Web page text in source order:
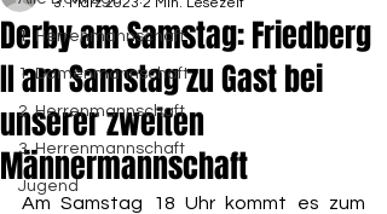
1. Herrenmannschaft
1. Damenmannschaft
2. Herrenmannschaft
3. Herrenmannschaft
Jugend
Derby am Samstag: Friedberg
II am Samstag zu Gast bei
unserer zweiten
Männermannschaft
Am Samstag 18 Uhr kommt es zum